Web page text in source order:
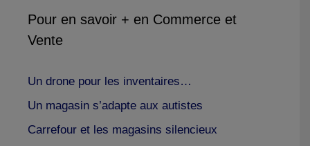
Pour en savoir + en Commerce et
Vente
Un drone pour les inventaires…
Un magasin s’adapte aux autistes
Carrefour et les magasins silencieux